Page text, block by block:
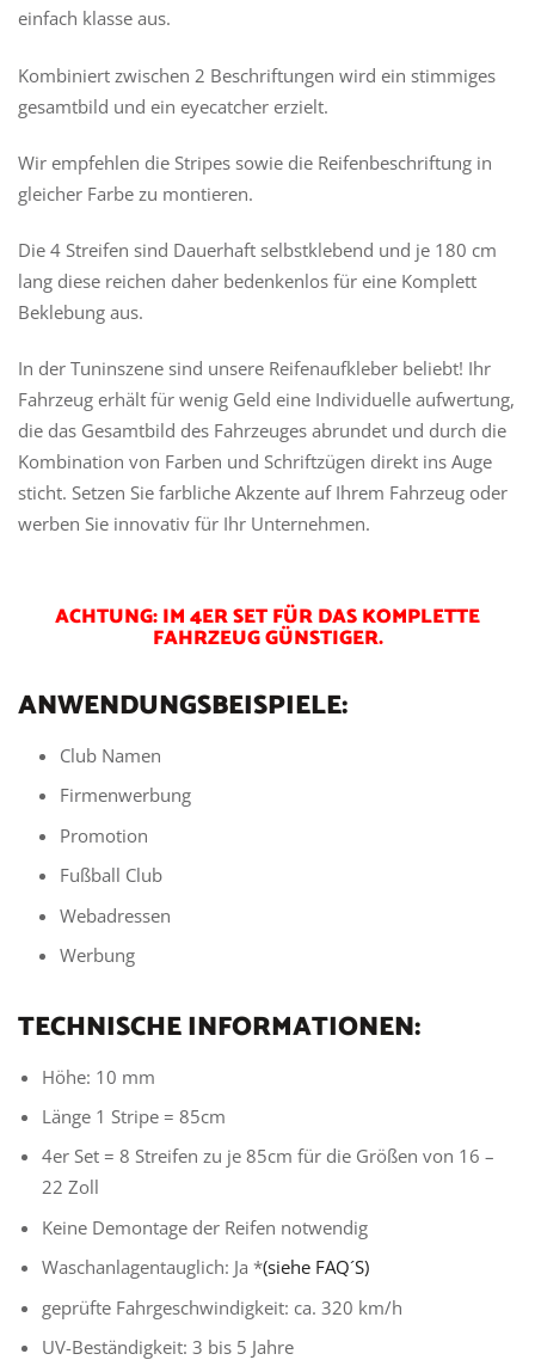
einfach klasse aus.
Kombiniert zwischen 2 Beschriftungen wird ein stimmiges
gesamtbild und ein eyecatcher erzielt.
Wir empfehlen die Stripes sowie die Reifenbeschriftung in
gleicher Farbe zu montieren.
Die 4 Streifen sind Dauerhaft selbstklebend und je 180 cm
lang diese reichen daher bedenkenlos für eine Komplett
Beklebung aus.
In der Tuninszene sind unsere Reifenaufkleber beliebt! Ihr
Fahrzeug erhält für wenig Geld eine Individuelle aufwertung,
die das Gesamtbild des Fahrzeuges abrundet und durch die
Kombination von Farben und Schriftzügen direkt ins Auge
sticht. Setzen Sie farbliche Akzente auf Ihrem Fahrzeug oder
werben Sie innovativ für Ihr Unternehmen.
ACHTUNG: IM 4ER SET FÜR DAS KOMPLETTE
FAHRZEUG GÜNSTIGER.
ANWENDUNGSBEISPIELE:
Club Namen
Firmenwerbung
Promotion
Fußball Club
Webadressen
Werbung
TECHNISCHE INFORMATIONEN:
Höhe: 10 mm
Länge 1 Stripe = 85cm
4er Set = 8 Streifen zu je 85cm für die Größen von 16 –
22 Zoll
Keine Demontage der Reifen notwendig
Waschanlagentauglich: Ja *(siehe FAQ´S)
geprüfte Fahrgeschwindigkeit: ca. 320 km/h
UV-Beständigkeit: 3 bis 5 Jahre